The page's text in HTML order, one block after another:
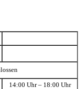
14:00 Uhr – 18:00 Uhr